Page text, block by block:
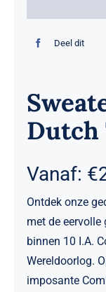
Deel dit
Dutch
Vanaf: €
Ontdek onze
met de
binnen 10 I.A.
Wereldoorlog.
imposante